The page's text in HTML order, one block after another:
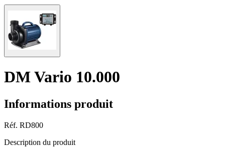
DM Vario 10.000
Informations produit
Réf. RD800
Description du produit